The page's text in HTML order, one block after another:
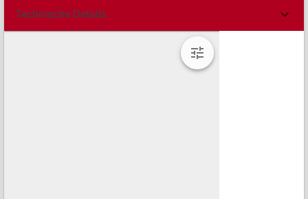
Technische Details